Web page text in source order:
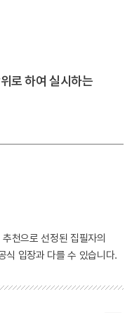
로 하여 실시하는
천으로 선정된 집필자의
식 입장과 다를 수 있습니다.